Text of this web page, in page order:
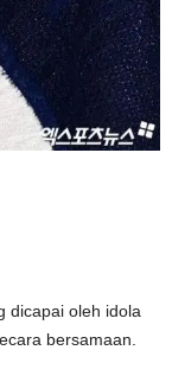
dicapai oleh idola
bersamaan.